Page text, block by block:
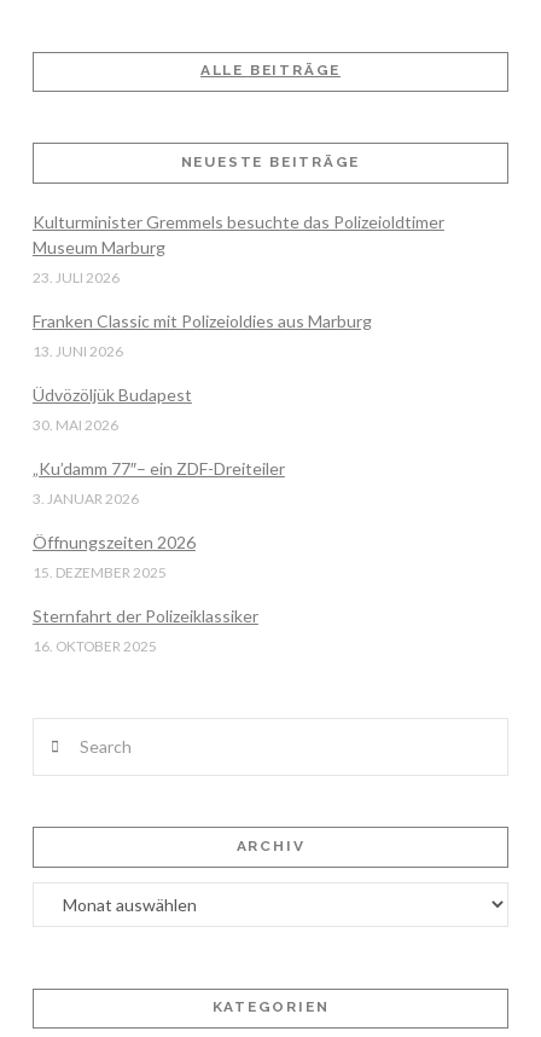
VIEW POST
ALLE BEITRÄGE
NEUESTE BEITRÄGE
Kulturminister Gremmels besuchte das Polizeioldtimer
Museum Marburg
23. JULI 2026
Franken Classic mit Polizeioldies aus Marburg
13. JUNI 2026
Üdvözöljük Budapest
30. MAI 2026
„Ku’damm 77″– ein ZDF-Dreiteiler
3. JANUAR 2026
Öffnungszeiten 2026
15. DEZEMBER 2025
Sternfahrt der Polizeiklassiker
16. OKTOBER 2025
ARCHIV
Archiv
KATEGORIEN